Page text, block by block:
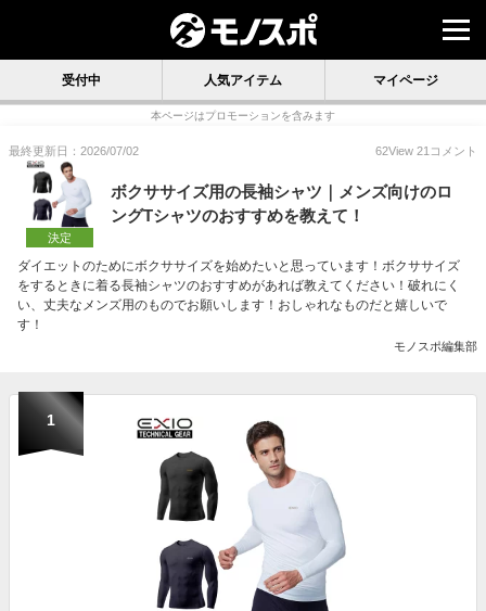
受付中 人気アイテム マイページ
本ページはプロモーションを含みます
最終更新日：2026/07/02 62View 21 コメント
決定
ボクササイズ用の長袖シャツ｜メンズ向けのロ
ングTシャツのおすすめを教えて！
ダイエットのためにボクササイズを始めたいと思っています！ボクササイズ
をするときに着る長袖シャツのおすすめがあれば教えてください！破れにく
い、丈夫なメンズ用のものでお願いします！おしゃれなものだと嬉しいで
す！
モノスポ編集部
1